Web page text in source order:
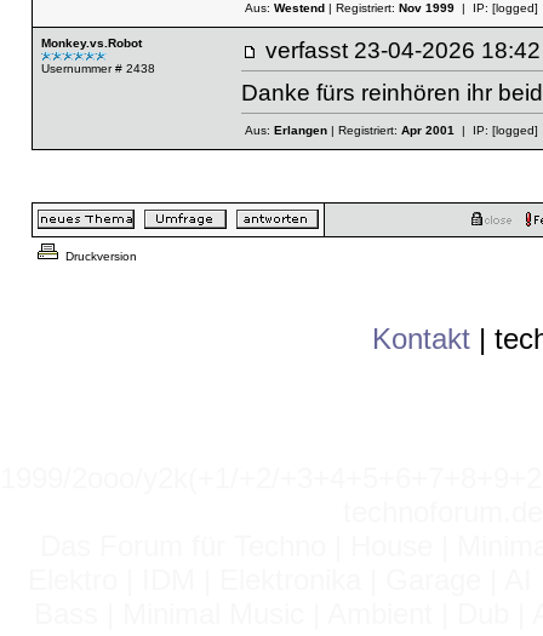
Aus: Westend| Registriert: Nov 1999| IP: [logged]
Monkey.vs.Robot
Usernummer # 2438
verfasst 23-04-2026
Danke fürs reinhören ihr
Aus: Erlangen| Registriert: Apr 2001| IP: [logged]
Druckversion
Kontakt |